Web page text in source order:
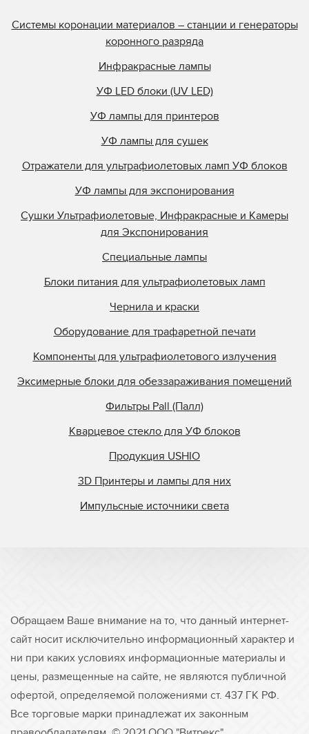
Системы коронации материалов – станции и генераторы
коронного разряда
Инфракрасные лампы
УФ LED блоки (UV LED)
УФ лампы для принтеров
УФ лампы для сушек
Отражатели для ультрафиолетовых ламп УФ блоков
УФ лампы для экспонирования
Сушки Ультрафиолетовые, Инфракрасные и Камеры
для Экспонирования
Специальные лампы
Блоки питания для ультрафиолетовых ламп
Чернила и краски
Оборудование для трафаретной печати
Компоненты для ультрафиолетового излучения
Эксимерные блоки для обеззараживания помещений
Фильтры Pall (Палл)
Кварцевое стекло для УФ блоков
Продукция USHIO
3D Принтеры и лампы для них
Импульсные источники света
Обращаем Ваше внимание на то, что данный интернет-
сайт носит исключительно информационный характер и
ни при каких условиях информационные материалы и
цены, размещенные на сайте, не являются публичной
офертой, определяемой положениями ст. 437 ГК РФ.
Все торговые марки принадлежат их законным